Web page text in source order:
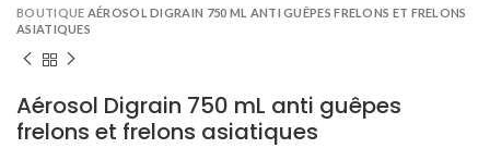
BOUTIQUE AÉROSOL DIGRAIN 750 ML ANTI GUÊPES FRELONS ET FRELONS
ASIATIQUES
Aérosol Digrain 750 mL anti guêpes
frelons et frelons asiatiques